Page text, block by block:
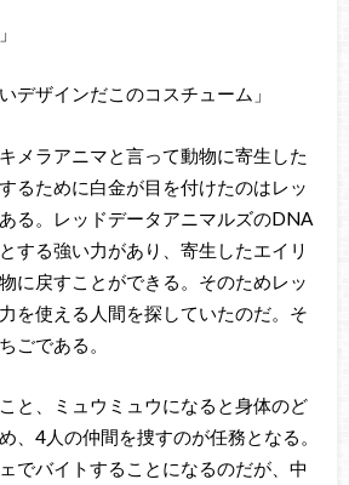
デザインだこのコスチューム」
メラアニマと言って動物に寄生した
るために白金が目を付けたのはレッ
る。レッドデータアニマルズのDNA
する強い力があり、寄生したエイリ
に戻すことができる。そのためレッ
を使える人間を探していたのだ。そ
ごである。
と、ミュウミュウになると身体のど
、4人の仲間を捜すのが任務となる。
でバイトすることになるのだが、中